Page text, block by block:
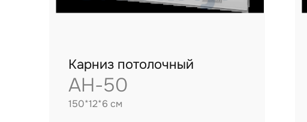
Карниз потолочный
AH-50
150*12*6 см